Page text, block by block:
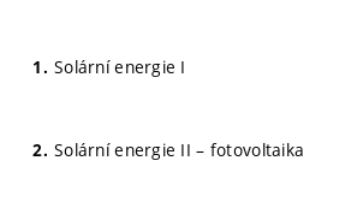
Solární energie I
Solární energie II – fotovoltaika